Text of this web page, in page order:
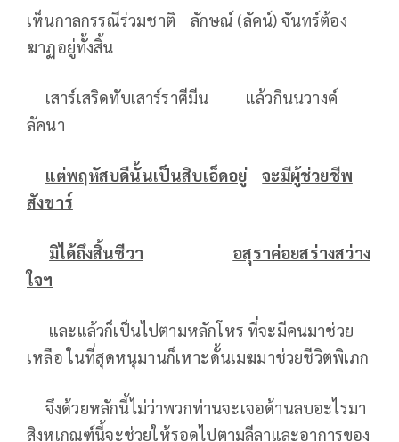
เห็นกาลกรรณีร่วมชาติ ลักษณ์ (ลัคน์) จันทร์ต้อง
ฆาฏอยู่ทั้งสิ้น
เสาร์เสริดทับเสาร์ราศีมีน แล้วกินนวางค์
ลัคนา
แต่พฤหัสบดีนั้นเป็นสิบเอ็ดอยู่
จะมีผู้ช่วยชีพ
สังขาร์
มิได้ถึงสิ้นชีวา
อสุราค่อยสร่างสว่าง
ใจฯ
และแล้วก็เป็นไปตามหลักโหร ที่จะมีคนมาช่วย
เหลือ ในที่สุดหนุมานก็เหาะดั้นเมฆมาช่วยชีวิตพิเภก
จึงด้วยหลักนี้ไม่ว่าพวกท่านจะเจอด้านลบอะไรมา
สิงหเกณฑ์นี้จะช่วยให้รอดไปตามลีลาและอาการของ